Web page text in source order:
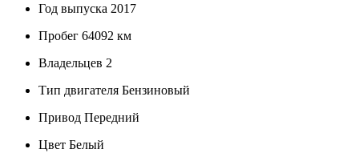
Год выпуска 2017
Пробег 64092 км
Владельцев 2
Тип двигателя Бензиновый
Привод Передний
Цвет Белый